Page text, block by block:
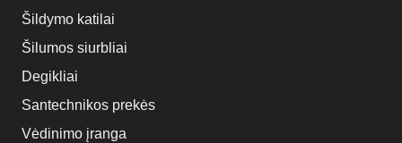
Šildymo katilai
Šilumos siurbliai
Degikliai
Santechnikos prekės
Vėdinimo įranga